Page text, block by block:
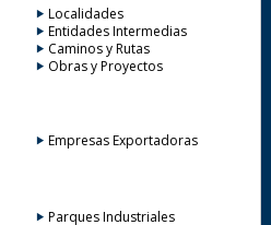
Localidades
Entidades Intermedias
Caminos y Rutas
Obras y Proyectos
Empresas Exportadoras
Parques Industriales